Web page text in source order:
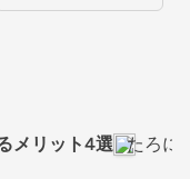
メリット4選 たろに